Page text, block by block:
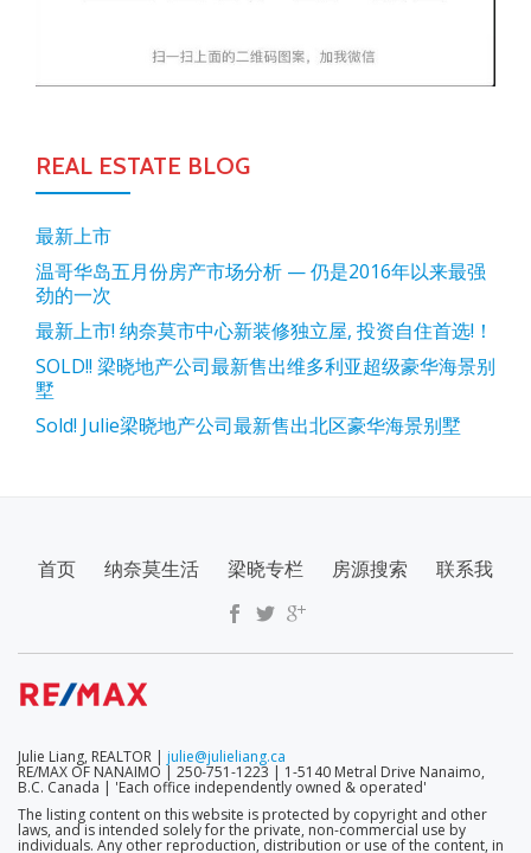
REAL ESTATE BLOG
最新上市
温哥华岛五月份房产市场分析 — 仍是2016年以来最强
劲的一次
最新上市! 纳奈莫市中心新装修独立屋, 投资自住首选!！
SOLD!! 梁晓地产公司最新售出维多利亚超级豪华海景别
墅
Sold! Julie梁晓地产公司最新售出北区豪华海景别墅
SECONDARY
MENU
首页 纳奈莫生活 梁晓专栏 房源搜索 联系我
Julie Liang, REALTOR | julie@julieliang.ca
RE/MAX OF NANAIMO | 250-751-1223 | 1-5140 Metral Drive Nanaimo,
B.C. Canada | 'Each office independently owned & operated'
The listing content on this website is protected by copyright and other
laws, and is intended solely for the private, non-commercial use by
individuals. Any other reproduction, distribution or use of the content, in